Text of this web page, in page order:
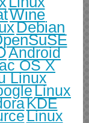
Wine
Debian
Android
OS X
Linux
Linux
KDE
Linux